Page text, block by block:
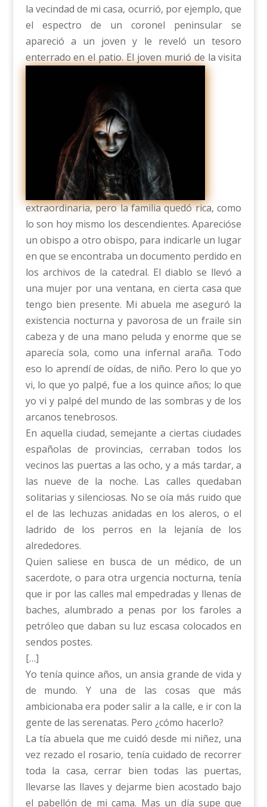
la vecindad de mi casa, ocurrió, por ejemplo, que
el espectro de un coronel peninsular se
apareció a un joven y le reveló un tesoro
enterrado en el patio.El joven murió de la visita
extraordinaria, pero la familia quedó rica, como
lo son hoy mismo los descendientes. Aparecióse
un obispo a otro obispo, para indicarle un lugar
en que se encontraba un documento perdido en
los archivos de la catedral. El diablo se llevó a
una mujer por una ventana, en cierta casa que
tengo bien presente. Mi abuela me aseguró la
existencia nocturna y pavorosa de un fraile sin
cabeza y de una mano peluda y enorme que se
aparecía sola, como una infernal araña. Todo
eso lo aprendí de oídas, de niño. Pero lo que yo
vi, lo que yo palpé, fue a los quince años; lo que
yo vi y palpé del mundo de las sombras y de los
arcanos tenebrosos.
En aquella ciudad, semejante a ciertas ciudades
españolas de provincias, cerraban todos los
vecinos las puertas a las ocho, y a más tardar, a
las nueve de la noche. Las calles quedaban
solitarias y silenciosas. No se oía más ruido que
el de las lechuzas anidadas en los aleros, o el
ladrido de los perros en la lejanía de los
alrededores.
Quien saliese en busca de un médico, de un
sacerdote, o para otra urgencia nocturna, tenía
que ir por las calles mal empedradas y llenas de
baches, alumbrado a penas por los faroles a
petróleo que daban su luz escasa colocados en
sendos postes.
[…]
Yo tenía quince años, un ansia grande de vida y
de mundo. Y una de las cosas que más
ambicionaba era poder salir a la calle, e ir con la
gente de las serenatas. Pero ¿cómo hacerlo?
La tía abuela que me cuidó desde mi niñez, una
vez rezado el rosario, tenía cuidado de recorrer
toda la casa, cerrar bien todas las puertas,
llevarse las llaves y dejarme bien acostado bajo
el pabellón de mi cama. Mas un día supe que